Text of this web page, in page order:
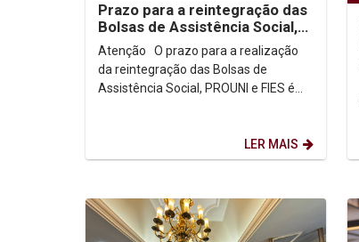
Prazo para a reintegração das
Bolsas de Assistência Social,
PROUNI e FIES
Atenção O prazo para a realização
da reintegração das Bolsas de
Assistência Social, PROUNI e FIES é
LER MAIS